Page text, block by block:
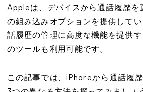
Appleは、デバイスから通話履歴を
の組み込みオプションを提供して
話履歴の管理に高度な機能を提供
のツールも利用可能です。
この記事では、iPhoneから通話履